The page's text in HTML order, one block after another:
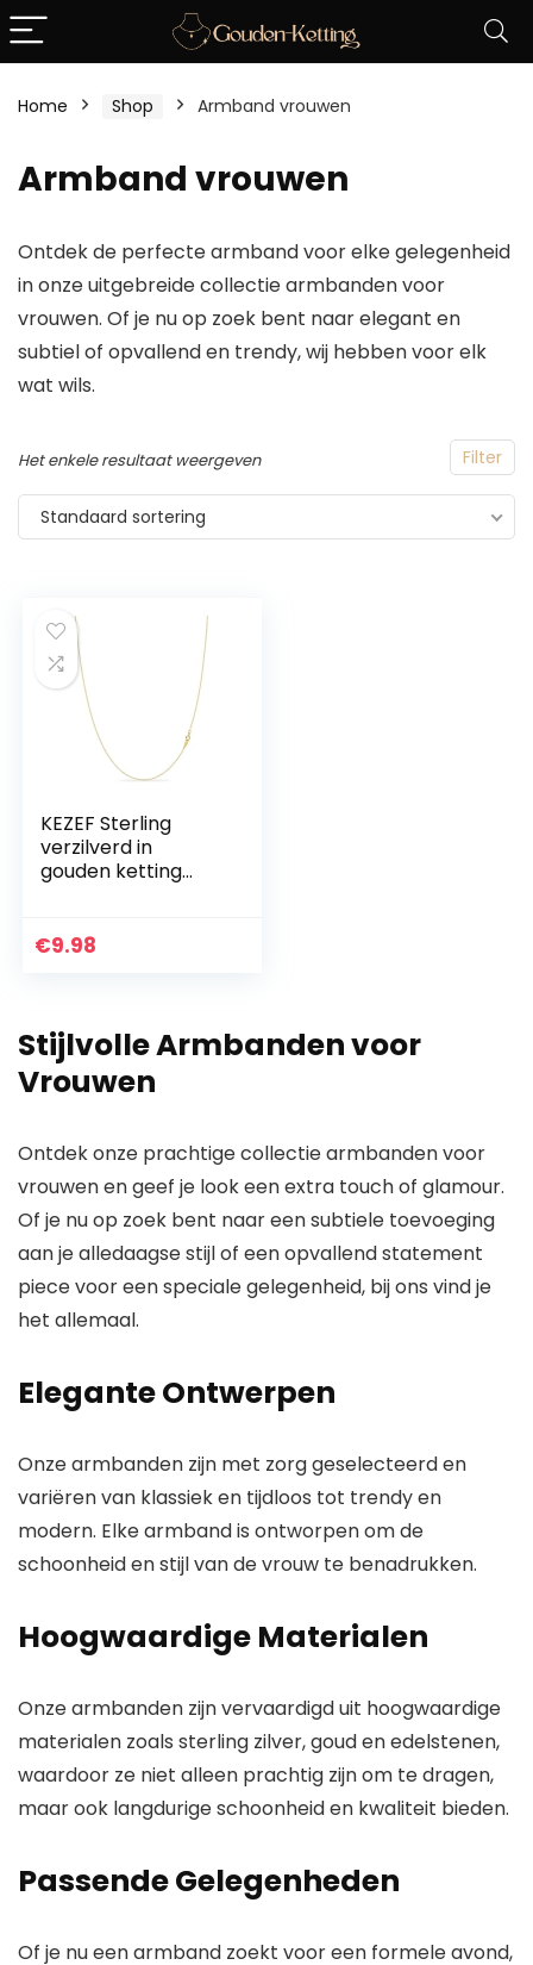
Home Shop Armband vrouwen
Armband vrouwen
Ontdek de perfecte armband voor elke gelegenheid
in onze uitgebreide collectie armbanden voor
vrouwen. Of je nu op zoek bent naar elegant en
subtiel of opvallend en trendy, wij hebben voor elk
wat wils.
Filter
Het enkele resultaat weergeven
Standaard sortering
KEZEF Sterling
verzilverd in
gouden ketting
ketting | 1,3 mm
voor vrouwen |
Italiaans gemaakt
– geweldig voor
€9.98
Stijlvolle Armbanden voor
Vrouwen
Ontdek onze prachtige collectie armbanden voor
vrouwen en geef je look een extra touch of glamour.
Of je nu op zoek bent naar een subtiele toevoeging
aan je alledaagse stijl of een opvallend statement
piece voor een speciale gelegenheid, bij ons vind je
het allemaal.
Elegante Ontwerpen
Onze armbanden zijn met zorg geselecteerd en
variëren van klassiek en tijdloos tot trendy en
modern. Elke armband is ontworpen om de
schoonheid en stijl van de vrouw te benadrukken.
Hoogwaardige Materialen
Onze armbanden zijn vervaardigd uit hoogwaardige
materialen zoals sterling zilver,goudenedelstenen,
waardoor ze niet alleen prachtig zijn om te dragen,
maar ook langdurige schoonheid en kwaliteit bieden.
Passende Gelegenheden
Of je nu een armband zoekt voor een formele avond,